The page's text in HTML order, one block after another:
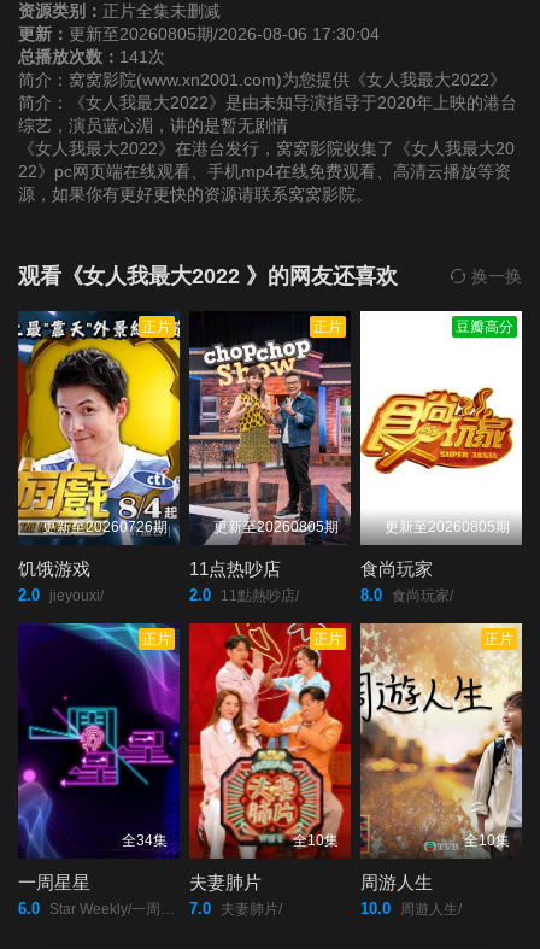
第20220120期 第20220121期 第20220124(微女人)
期
第20220124期 第20220125期 第20220126期
第20220207期 第20220208期 第20220209期
第20220210期 第20220211期 第20220214期
第20220215期 第20220216期 第20220217期
第20220218期 第20220220期 第20220221(微女人)
期
第20220221期 第20220222期 第20220223期
第20220224期 第20220225期 第20220228(微女人)
期
第20220228期 第20220301期 第20220302期
第20220303期 第20220304期 第20220307(微女人)
资源类别： 正片全集未删减
更新： 更新至20260805期/2026-08-06 17:30:04
总播放次数： 141次
简介：窝窝影院(www.xn2001.com)为您提供《女人我最大2022》
简介：《女人我最大2022》是由未知导演指导于2020年上映的港台
综艺，演员蓝心湄，讲的是暂无剧情
《女人我最大2022》在港台发行，窝窝影院收集了《女人我最大20
22》pc网页端在线观看、手机mp4在线免费观看、高清云播放等资
源，如果你有更好更快的资源请联系窝窝影院。
观看《女人我最大2022 》的网友还喜欢 换一换
正片
更新至20260726期
饥饿游戏
2.0 jieyouxi/
正片
更新至20260805期
11点热吵店
2.0 11點熱吵店/
豆瓣高分
更新至20260805期
食尚玩家
8.0 食尚玩家/
正片
全34集
一周星星
6.0 Star Weekly/一周星星/
正片
全10集
夫妻肺片
7.0 夫妻肺片/
正片
全10集
周游人生
10.0 周遊人生/